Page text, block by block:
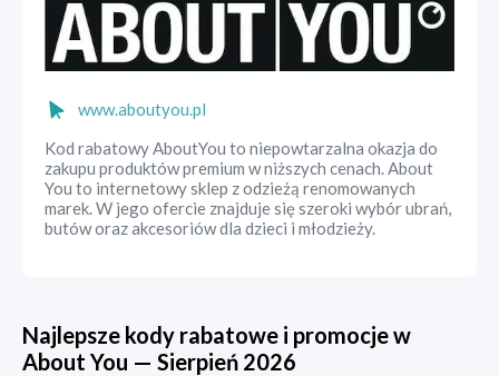
www.aboutyou.pl
Kod rabatowy AboutYou to niepowtarzalna okazja do
zakupu produktów premium w niższych cenach. About
You to internetowy sklep z odzieżą renomowanych
marek. W jego ofercie znajduje się szeroki wybór ubrań,
butów oraz akcesoriów dla dzieci i młodzieży.
Najlepsze kody rabatowe i promocje w
About You — Sierpień 2026